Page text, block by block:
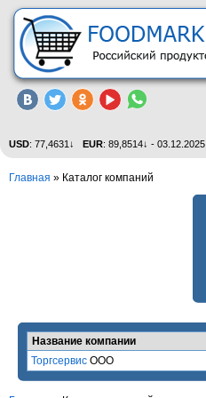
USD: 77,4631↓ EUR: 89,8514↓ - 03.12.2025
Главная » Каталог компаний
Название компании
Торгсервис ООО